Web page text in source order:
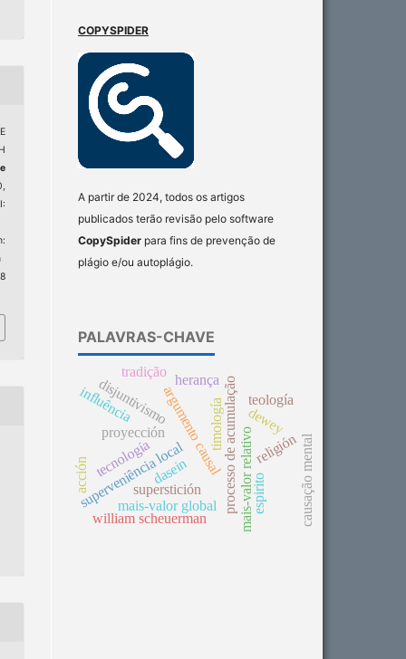
COPYSPIDER
A partir de 2024, todos os artigos
publicados terão revisão pelo software
CopySpider para fins de prevenção de
plágio e/ou autoplágio.
PALAVRAS-CHAVE
argumento causal
superstición
proyección processo de acumulação
mais-valor global mais-valor relativo
superveniência local
disjuntivismo
religión
tecnología
dewey
teología
espirito
influência
william scheuerman
dasein
herança
tradição
timología
acción causação mental